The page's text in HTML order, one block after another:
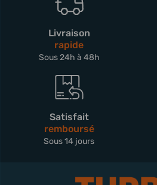
Livraison
rapide
Sous 24h à 48h
Satisfait
remboursé
Sous 14 jours